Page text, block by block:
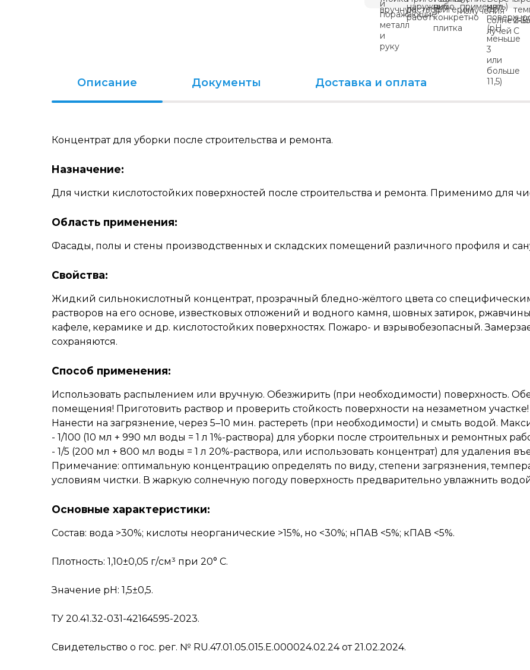
Описание Документы Доставка и оплата
Концентрат для уборки после строительства и ремонта.
Назначение:
Для чистки кислотостойких поверхностей после строительства и ремонта. Применимо для
Область применения:
Фасады, полы и стены производственных и складских помещений различного профиля и
Свойства:
Жидкий сильнокислотный концентрат, прозрачный бледно-жёлтого цвета со
растворов на его основе, известковых отложений и водного камня, шовных затирок,
кафеле, керамике и др. кислотостойких поверхностях. Пожаро- и взрывобезопасный.
сохраняются.
Способ применения:
Использовать распылением или вручную. Обезжирить (при необходимости) поверхность.
помещения! Приготовить раствор и проверить стойкость поверхности на незаметном
Нанести на загрязнение, через 5–10 мин. растереть (при необходимости) и смыть водой.
- 1/100 (10 мл + 990 мл воды = 1 л 1%-раствора) для уборки после строительных и ремонтных
- 1/5 (200 мл + 800 мл воды = 1 л 20%-раствора, или использовать концентрат) для удаления
Примечание: оптимальную концентрацию определять по виду, степени загрязнения,
условиям чистки. В жаркую солнечную погоду поверхность предварительно увлажнить
Основные характеристики:
Состав: вода >30%; кислоты неорганические >15%, но <30%; нПАВ <5%; кПАВ <5%.
Плотность: 1,10±0,05 г/см³ при 20° С.
Значение pH: 1,5±0,5.
ТУ 20.41.32-031-42164595-2023.
Свидетельство о гос. рег. № RU.47.01.05.015.Е.000024.02.24 от 21.02.2024.